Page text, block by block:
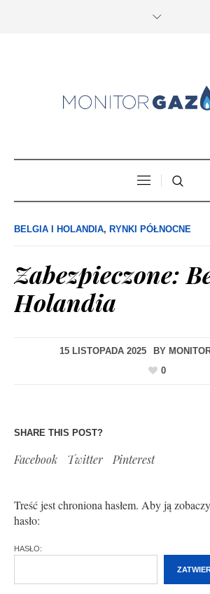
BELGIA I HOLANDIA, RYNKI PÓŁNOCNE
Zabezpieczone:
Holandia
15 LISTOPADA 2025 BY
0
SHARE THIS POST?
Facebook Twitter Pinterest
Treść jest chroniona hasłem. Aby ją
hasło:
HASŁO: